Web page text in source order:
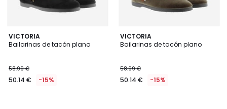
VICTORIA
Bailarinas de tacón plano
58.99 €
50.14 € -15%
VICTORIA
Bailarinas de tacón plano
58.99 €
50.14 € -15%